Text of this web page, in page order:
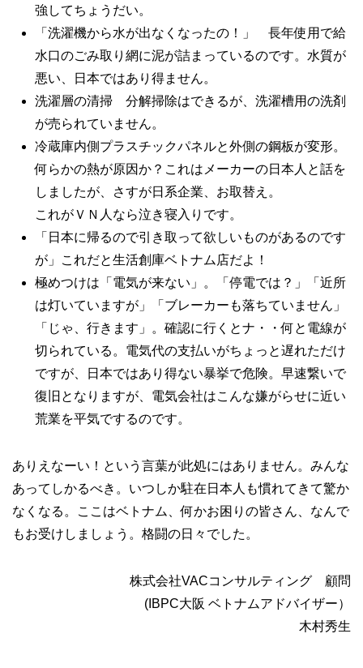
強してちょうだい。
「洗濯機から水が出なくなったの！」 長年使用で給
水口のごみ取り網に泥が詰まっているのです。水質が
悪い、日本ではあり得ません。
洗濯層の清掃 分解掃除はできるが、洗濯槽用の洗剤
が売られていません。
冷蔵庫内側プラスチックパネルと外側の鋼板が変形。
何らかの熱が原因か？これはメーカーの日本人と話を
しましたが、さすが日系企業、お取替え。
これがＶＮ人なら泣き寝入りです。
「日本に帰るので引き取って欲しいものがあるのです
が」これだと生活創庫ベトナム店だよ！
極めつけは「電気が来ない」。「停電では？」「近所
は灯いていますが」「ブレーカーも落ちていません」
「じゃ、行きます」。確認に行くとナ・・何と電線が
切られている。電気代の支払いがちょっと遅れただけ
ですが、日本ではあり得ない暴挙で危険。早速繋いで
復旧となりますが、電気会社はこんな嫌がらせに近い
荒業を平気でするのです。
ありえなーい！という言葉が此処にはありません。みんな
あってしかるべき。いつしか駐在日本人も慣れてきて驚か
なくなる。ここはベトナム、何かお困りの皆さん、なんで
もお受けしましょう。格闘の日々でした。
株式会社VACコンサルティング 顧問
(IBPC大阪 ベトナムアドバイザー）
木村秀生